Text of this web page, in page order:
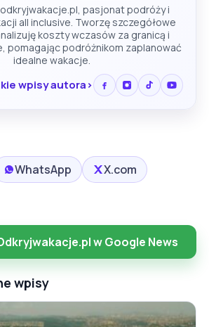
pasjonat podróży i
all inclusive. Tworzę szczegółowe
koszty wczasów za granicą i
pomagając podróżnikom zaplanować
idealne wakacje.
wpisy autora
WhatsApp X.com
w Google News
wpisy